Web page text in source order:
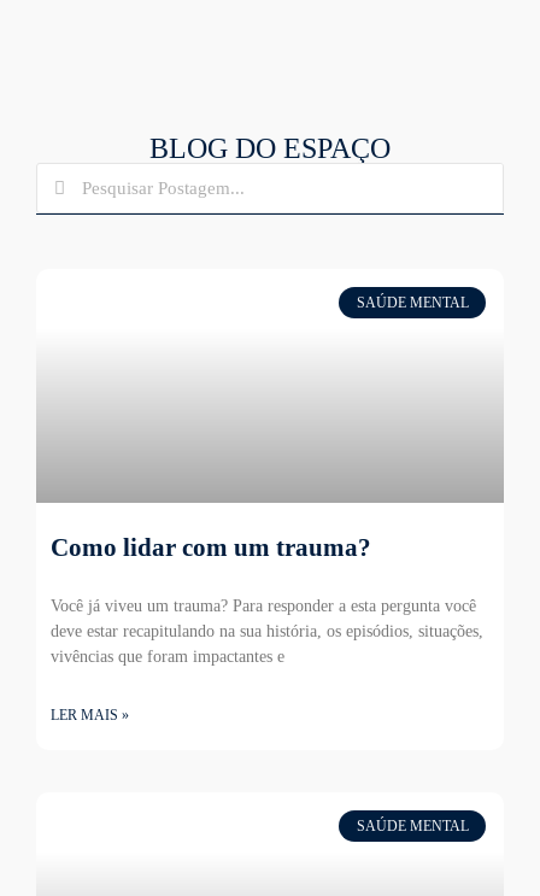
BLOG DO ESPAÇO
SAÚDE MENTAL
Como lidar com um trauma?
Você já viveu um trauma? Para responder a esta pergunta você
deve estar recapitulando na sua história, os episódios, situações,
vivências que foram impactantes e
LER MAIS »
SAÚDE MENTAL